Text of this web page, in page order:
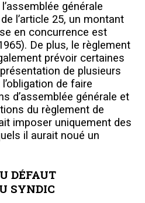
générale
l’article 25, un montant
en concurrence est
De plus, le règlement
prévoir certaines
de plusieurs
de faire
d’assemblée générale et
du règlement de
imposer uniquement des
il aurait noué un
DÉFAUT
SYNDIC